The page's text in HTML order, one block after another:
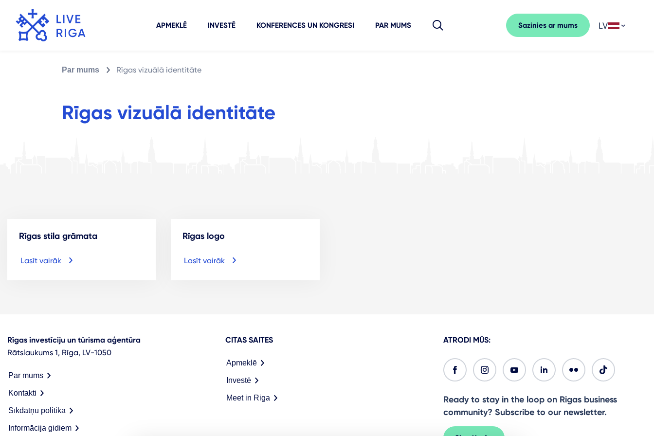
APMEKLĒ INVESTĒ KONFERENCES UN KONGRESI PAR MUMS Sazinies ar mums LV
Par mums Rīgas vizuālā identitāte
Rīgas vizuālā identitāte
Rīgas stila grāmata
Lasīt vairāk
Rīgas logo
Lasīt vairāk
Rīgas investīciju un tūrisma aģentūra
Rātslaukums 1, Rīga, LV-1050
Par mums
Kontakti
Sīkdatņu politika
Informācija gidiem
CITAS SAITES
Apmeklē
Investē
Meet in Riga
ATRODI MŪS:
Ready to stay in the loop on Rigas business
community? Subscribe to our newsletter.